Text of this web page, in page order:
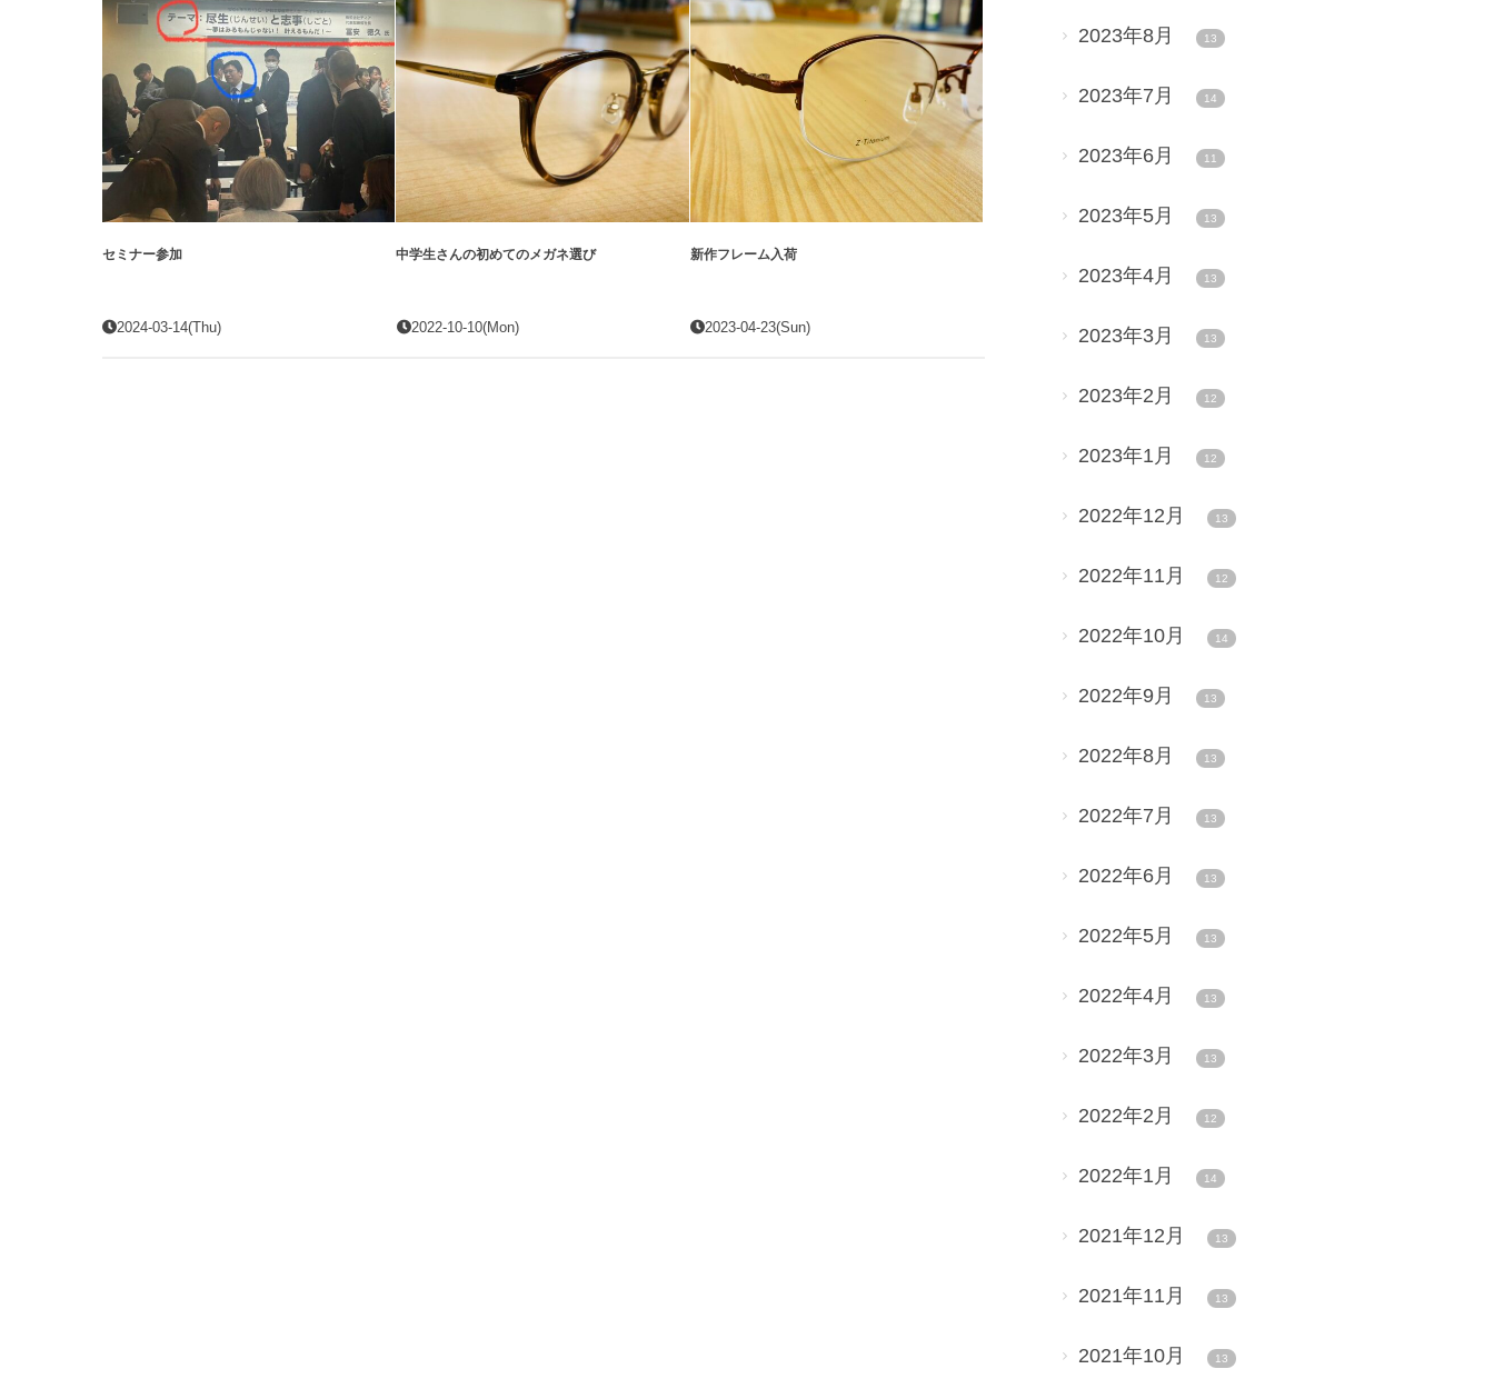
セミナー参加
2024-03-14(Thu)
中学生さんの初めてのメガネ選び
2022-10-10(Mon)
新作フレーム入荷
2023-04-23(Sun)
2023年8月 13
2023年7月 14
2023年6月 11
2023年5月 13
2023年4月 13
2023年3月 13
2023年2月 12
2023年1月 12
2022年12月 13
2022年11月 12
2022年10月 14
2022年9月 13
2022年8月 13
2022年7月 13
2022年6月 13
2022年5月 13
2022年4月 13
2022年3月 13
2022年2月 12
2022年1月 14
2021年12月 13
2021年11月 13
2021年10月 13